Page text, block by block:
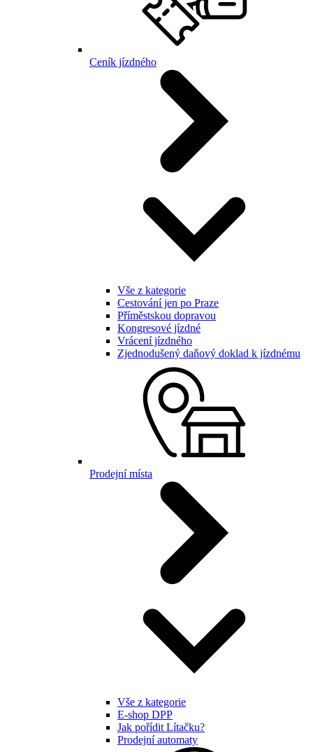
Ceník jízdného
Vše z kategorie
Cestování jen po Praze
Příměstskou dopravou
Kongresové jízdné
Vrácení jízdného
Zjednodušený daňový doklad k jízdnému
Prodejní místa
Vše z kategorie
E-shop DPP
Jak pořídit Lítačku?
Prodejní automaty